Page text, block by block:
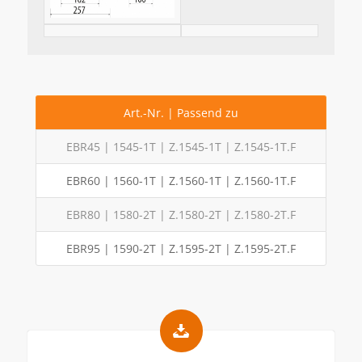
Art.-Nr. | Passend zu
EBR45 | 1545-1T | Z.1545-1T | Z.1545-1T.F
EBR60 | 1560-1T | Z.1560-1T | Z.1560-1T.F
EBR80 | 1580-2T | Z.1580-2T | Z.1580-2T.F
EBR95 | 1590-2T | Z.1595-2T | Z.1595-2T.F